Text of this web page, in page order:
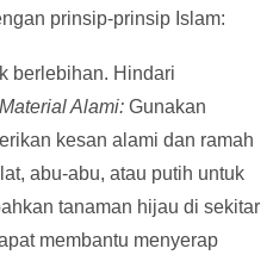
prinsip-prinsip Islam:
berlebihan. Hindari
Material Alami: Gunakan
kesan alami dan ramah
abu-abu, atau putih untuk
tanaman hijau di sekitar
membantu menyerap